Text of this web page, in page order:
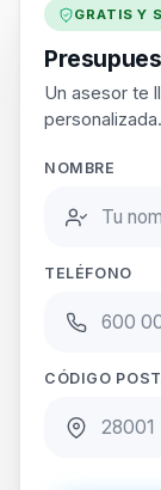
GRATIS Y
Un asesor te
personalizada.
NOMBRE
TELÉFONO
CÓDIGO